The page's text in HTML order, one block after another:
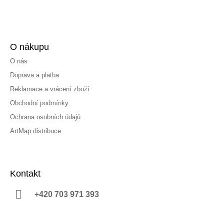
O nákupu
O nás
Doprava a platba
Reklamace a vrácení zboží
Obchodní podmínky
Ochrana osobních údajů
ArtMap distribuce
Kontakt
+420 703 971 393